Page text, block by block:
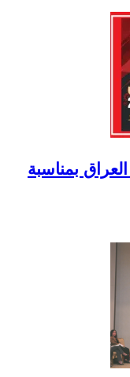
بمناسبة